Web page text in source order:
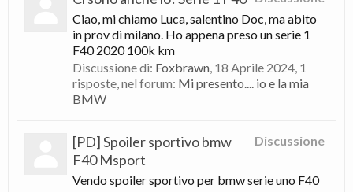
Ciao, mi chiamo Luca, salentino Doc, ma abito
in prov di milano. Ho appena preso un serie 1
F40 2020 100k km
Discussione di: Foxbrawn, 18 Aprile 2024, 1
risposte, nel forum: Mi presento.... io e la mia
BMW
Discussione
[PD] Spoiler sportivo bmw
F40 Msport
Vendo spoiler sportivo per bmw serie uno F40